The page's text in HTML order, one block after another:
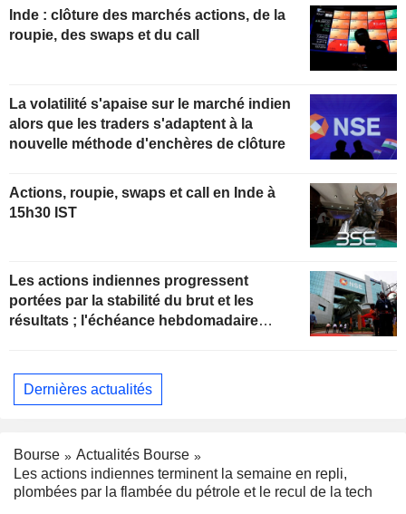
Inde : clôture des marchés actions, de la
roupie, des swaps et du call
La volatilité s'apaise sur le marché indien
alors que les traders s'adaptent à la
nouvelle méthode d'enchères de clôture
Actions, roupie, swaps et call en Inde à
15h30 IST
Les actions indiennes progressent
portées par la stabilité du brut et les
résultats ; l'échéance hebdomadaire
Dernières actualités
Bourse
Actualités Bourse
Les actions indiennes terminent la semaine en repli,
plombées par la flambée du pétrole et le recul de la tech